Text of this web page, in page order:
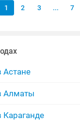
1 2 3 ... 7
Астане
Алматы
Караганде